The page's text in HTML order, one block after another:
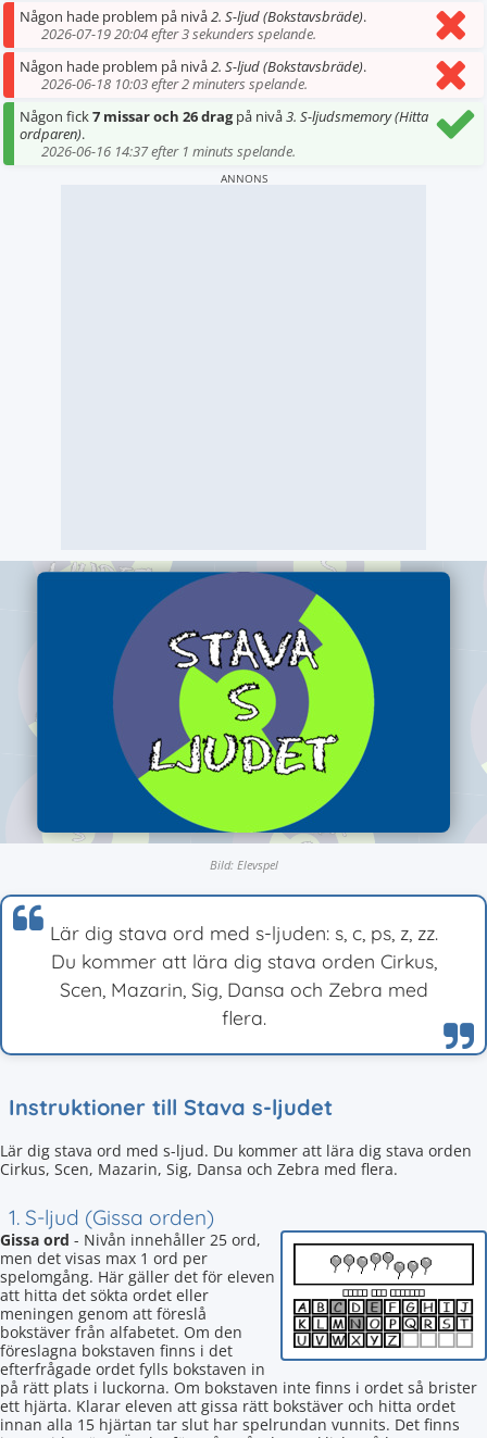
Någon hade problem på nivå2. S-ljud (Bokstavsbräde).
2026-07-19 20:04 efter 3 sekunders spelande.
Någon hade problem på nivå2. S-ljud (Bokstavsbräde).
2026-06-18 10:03 efter 2 minuters spelande.
Någon fick7 missar och 26 dragpå nivå3. S-ljudsmemory (Hitta
ordparen).
2026-06-16 14:37 efter 1 minuts spelande.
ANNONS
Bild: Elevspel
Lär dig stava ord med s-ljuden: s, c, ps, z, zz.
Du kommer att lära dig stava orden Cirkus,
Scen, Mazarin, Sig, Dansa och Zebra med
flera.
Instruktioner till Stava s-ljudet
Lär dig stava ord med s-ljud. Du kommer att lära dig stava orden
Cirkus, Scen, Mazarin, Sig, Dansa och Zebra med flera.
1. S-ljud (Gissa orden)
Gissa ord - Nivån innehåller 25 ord,
men det visas max 1 ord per
spelomgång. Här gäller det för eleven
att hitta det sökta ordet eller
meningen genom att föreslå
bokstäver från alfabetet. Om den
föreslagna bokstaven finns i det
efterfrågade ordet fylls bokstaven in
på rätt plats i luckorna. Om bokstaven inte finns i ordet så brister
ett hjärta. Klarar eleven att gissa rätt bokstäver och hitta ordet
innan alla 15 hjärtan tar slut har spelrundan vunnits. Det finns